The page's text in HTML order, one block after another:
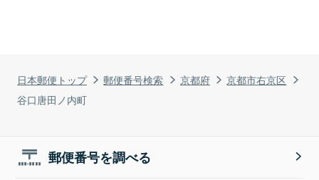
日本郵便トップ 郵便番号検索 京都府
京都市右京区
谷口唐田ノ内町
郵便番号を調べる